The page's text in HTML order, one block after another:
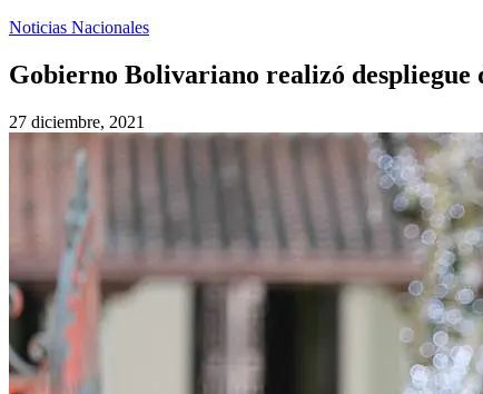
Noticias Nacionales
Gobierno Bolivariano realizó despliegue
27 diciembre, 2021